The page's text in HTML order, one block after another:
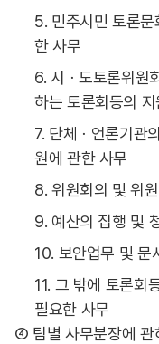
5. 민주시민 토론
한 사무
6. 시ㆍ도토론위원
하는 토론회등의
7. 단체ㆍ언론기관
원에 관한 사무
8. 위원회의 및 위
9. 예산의 집행 및
10. 보안업무 및 문
11. 그 밖에 토론회
필요한 사무
④ 팀별 사무분장에 관